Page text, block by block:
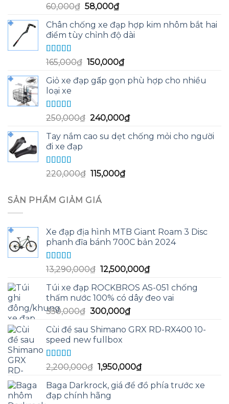
Được xếp
hạng
5.005
sao
60,000₫ Giá
là:
60,000₫.
58,000₫Giá
tại
là:
Chân chống xe đạp hợp kim nhôm bắt hai
điểm tùy chỉnh độ dài
Được xếp
hạng
5.005
sao
165,000₫ Giá
là:
150,000₫Giá
tại
Giỏ xe đạp gấp gọn phù hợp cho nhiều
loại xe
Được xếp
hạng
5
sao
250,000₫ Giá
là:
240,000₫Giá
tại
Tay nắm cao su dẹt chống mỏi cho người
đi xe đạp
Được xếp
hạng
5
220,000₫ Giá
là:
220,000₫.
115,000₫Giá
SẢN PHẨM GIẢM GIÁ
Xe đạp địa hình MTB Giant Roam 3 Disc
phanh đĩa bánh 700C bản 2024
Được xếp
hạng
5.00
sao
13,290,000₫ Giá
là:
13,290,000₫.
12,500,000₫Giá
tại
là:
Túi xe đạp ROCKBROS AS-051 chống
thấm nước 100% có dây đeo vai
350,000₫ Giá
là:
350,000₫.
300,000₫Giá
tại
Cùi đề sau Shimano GRX RD-RX400 10-
speed new fullbox
Được xếp
hạng
5.00
sao
2,200,000₫ Giá
là:
2,200,000₫.
1,950,000₫Giá
tại
Baga Darkrock, giá để đồ phía trước xe
đạp chính hãng